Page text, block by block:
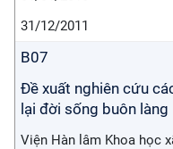
31/12/2011
B07
Đề xuất nghiên cứu
lại đời sống buôn làng
Viện Hàn lâm Khoa học